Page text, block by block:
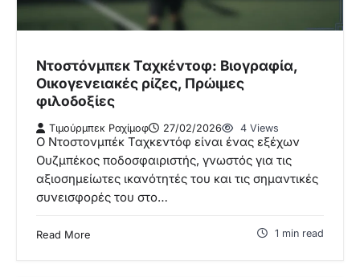
Ντοστόνμπεκ Ταχκέντοφ: Βιογραφία,
Οικογενειακές ρίζες, Πρώιμες
φιλοδοξίες
Τιμούρμπεκ Ραχίμοφ 27/02/2026 4 Views
Ο Ντοστονμπέκ Ταχκεντόφ είναι ένας εξέχων
Ουζμπέκος ποδοσφαιριστής, γνωστός για τις
αξιοσημείωτες ικανότητές του και τις σημαντικές
συνεισφορές του στο…
Read More 1 min read